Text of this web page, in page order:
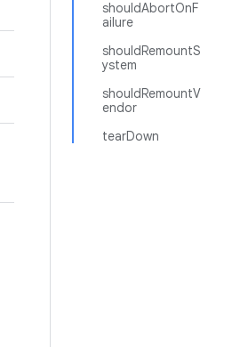
shouldAbortOnF
ailure
shouldRemountS
ystem
shouldRemountV
endor
tearDown